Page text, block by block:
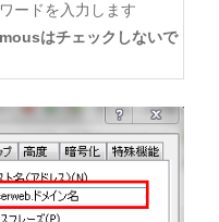
ードを入力します
はチェックしないで